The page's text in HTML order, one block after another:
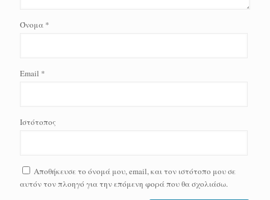
Όνομα *
Email *
Ιστότοπος
Αποθήκευσε το όνομά μου, email, και τον ιστότοπο μου σε
αυτόν τον πλοηγό για την επόμενη φορά που θα σχολιάσω.